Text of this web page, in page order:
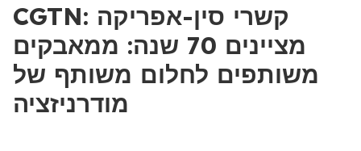
CGTN: קשרי סין-אפריקה
מציינים 70 שנה: ממאבקים
משותפים לחלום משותף של
מודרניזציה